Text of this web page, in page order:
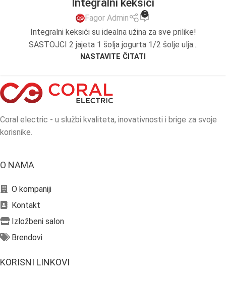
Integralni keksići
Fagor Admin 0
Integralni keksići su idealna užina za sve prilike!
SASTOJCI 2 jajeta 1 šolja jogurta 1/2 šolje ulja...
NASTAVITE ČITATI
Coral electric - u službi kvaliteta, inovativnosti i brige za svoje
korisnike.
O NAMA
O kompaniji
Kontakt
Izložbeni salon
Brendovi
KORISNI LINKOVI